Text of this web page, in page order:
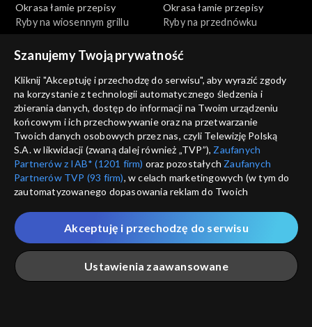
Okrasa łamie przepisy
Ryby na wiosennym grillu
Okrasa łamie przepisy
Ryby na przednówku
Okrasa łamie przepisy
Wszystko o tatarze
Okrasa łamie przepisy
Na polskim transatlantyku
Okrasa łamie przepisy
Ciasta z ognia
Okrasa łamie przepisy
Golonka inaczej
Szanujemy Twoją prywatność
Kliknij "Akceptuję i przechodzę do serwisu", aby wyrazić zgody
na korzystanie z technologii automatycznego śledzenia i
zbierania danych, dostęp do informacji na Twoim urządzeniu
końcowym i ich przechowywanie oraz na przetwarzanie
Twoich danych osobowych przez nas, czyli Telewizję Polską
S.A. w likwidacji (zwaną dalej również „TVP”), Zaufanych
Partnerów z IAB* (1201 firm) oraz pozostałych Zaufanych
Partnerów TVP (93 firm), w celach marketingowych (w tym do
zautomatyzowanego dopasowania reklam do Twoich
które wskazujemy poniżej, a także zgody na udostępnianie
przez nas identyfikatora PPID do Google.
Twoje dane osobowe zbierane podczas odwiedzania przez
Ciebie naszych
poszczególnych serwisówzwanych dalej
„Portalem”, w tym informacje zapisywane za pomocą
Ustawienia zaawansowane
Akceptuję i przechodzę do serwisu